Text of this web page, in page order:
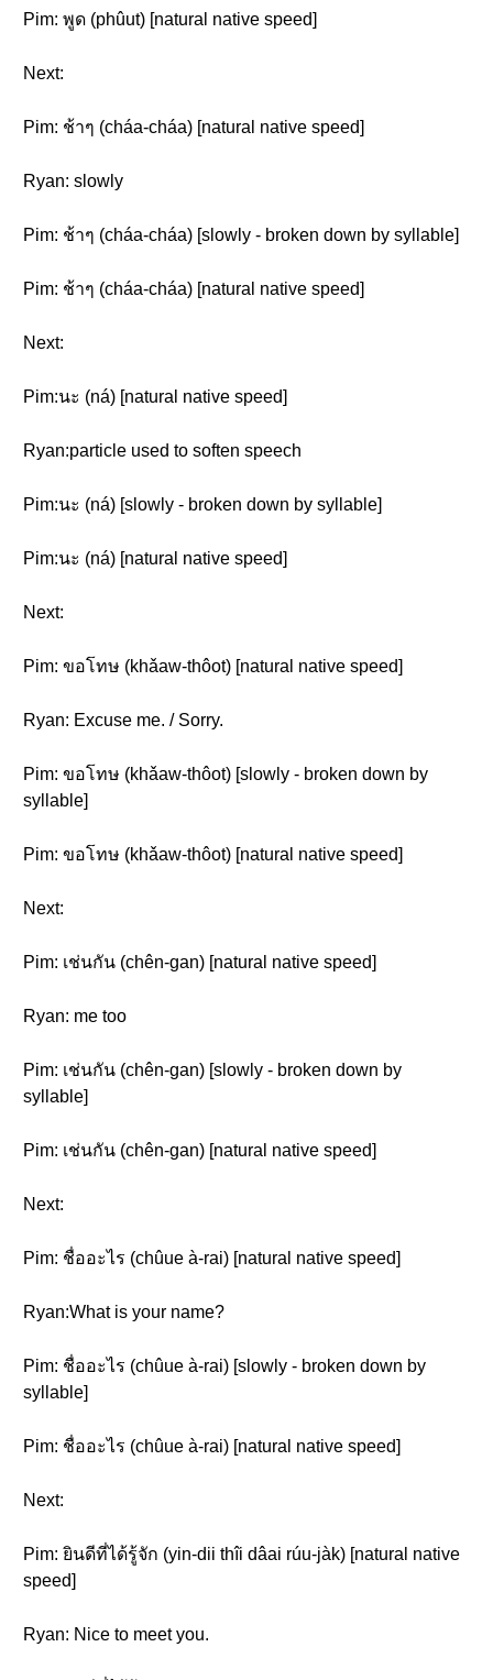
Pim: พูด (phûut) [natural native speed]
Next:
Pim: ช้าๆ (cháa-cháa) [natural native speed]
Ryan: slowly
Pim: ช้าๆ (cháa-cháa) [slowly - broken down by syllable]
Pim: ช้าๆ (cháa-cháa) [natural native speed]
Next:
Pim:นะ (ná) [natural native speed]
Ryan:particle used to soften speech
Pim:นะ (ná) [slowly - broken down by syllable]
Pim:นะ (ná) [natural native speed]
Next:
Pim: ขอโทษ (khǎaw-thôot) [natural native speed]
Ryan: Excuse me. / Sorry.
Pim: ขอโทษ (khǎaw-thôot) [slowly - broken down by
syllable]
Pim: ขอโทษ (khǎaw-thôot) [natural native speed]
Next:
Pim: เช่นกัน (chên-gan) [natural native speed]
Ryan: me too
Pim: เช่นกัน (chên-gan) [slowly - broken down by
syllable]
Pim: เช่นกัน (chên-gan) [natural native speed]
Next:
Pim: ชื่ออะไร (chûue à-rai) [natural native speed]
Ryan:What is your name?
Pim: ชื่ออะไร (chûue à-rai) [slowly - broken down by
syllable]
Pim: ชื่ออะไร (chûue à-rai) [natural native speed]
Next:
Pim: ยินดีที่ได้รู้จัก (yin-dii thîi dâai rúu-jàk) [natural native
speed]
Ryan: Nice to meet you.